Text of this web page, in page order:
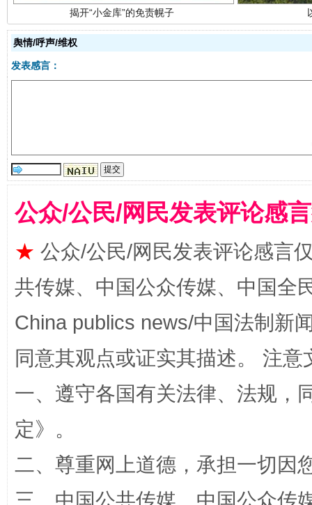
全民健身五年计划来了！等你上场
阿坝州三大球赛在茂县开幕
舆情/呼声/维权
发表感言：
公众/公民/网民发表评论感
★ 公众/公民/网民发表评论感言
共传媒、中国公众传媒、中国全
China publics news/中国法制新
同意其观点或证实其描述。 注
一、遵守各国有关法律、法规，
定》。
二、尊重网上道德，承担一切因
三、中国公共传媒、中国公众传